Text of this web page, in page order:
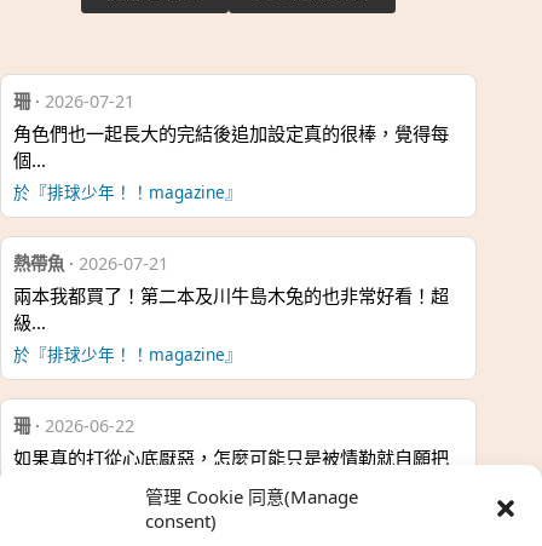
管理 Cookie 同意(Manage
consent)
珊· 2026-07-21
角色們也一起長大的完結後追加設定真的很棒，覺得每
個…
於『排球少年！！magazine』
熱帶魚 · 2026-07-21
兩本我都買了！第二本及川牛島木兔的也非常好看！超
級…
於『排球少年！！magazine』
珊· 2026-06-22
如果真的打從心底厭惡，怎麼可能只是被情勒就自願把